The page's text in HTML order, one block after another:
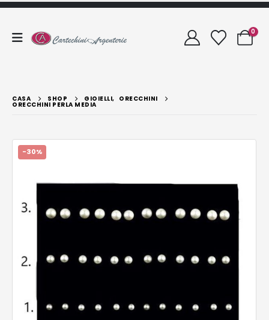
0
CASA SHOP GIOIELLI, ORECCHINI
ORECCHINI PERLA MEDIA
-30%